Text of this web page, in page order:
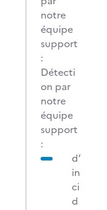
notre
équipe
support
:
Détecti
on par
notre
équipe
support
:
d’
in
ci
d